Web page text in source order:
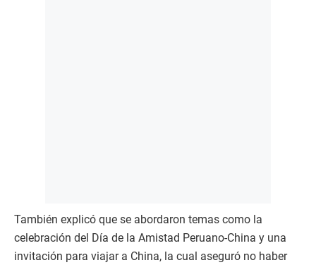
También explicó que se abordaron temas como la
celebración del Día de la Amistad Peruano-China y una
invitación para viajar a China, la cual aseguró no haber